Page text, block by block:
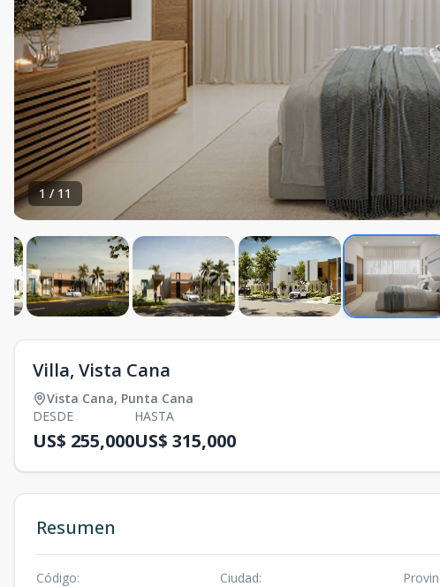
1/ 11
Villa, Vista Cana
Vista Cana, Punta Cana
DESDE
US$ 255,000
HASTA
US$ 315,000
Resumen
Código: Ciudad: